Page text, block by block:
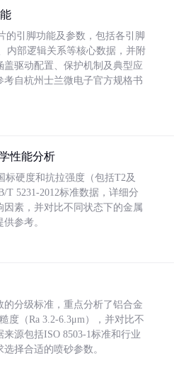
的引脚功能及参数，包括各引脚
内部逻辑关系等核心数据，并附
盖驱动配置、保护机制及典型应
考自杭州士兰微电子官方规格书
性能分析
标硬度和抗拉强度（包括T2及
T 5231-2012标准数据，详细分
素，并对比不同状态下的金属
参考。
分级标准，重点分析了铝合金
度（Ra 3.2-6.3μm），并对比不
源包括ISO 8503-1标准和行业
择合适的喷砂参数。